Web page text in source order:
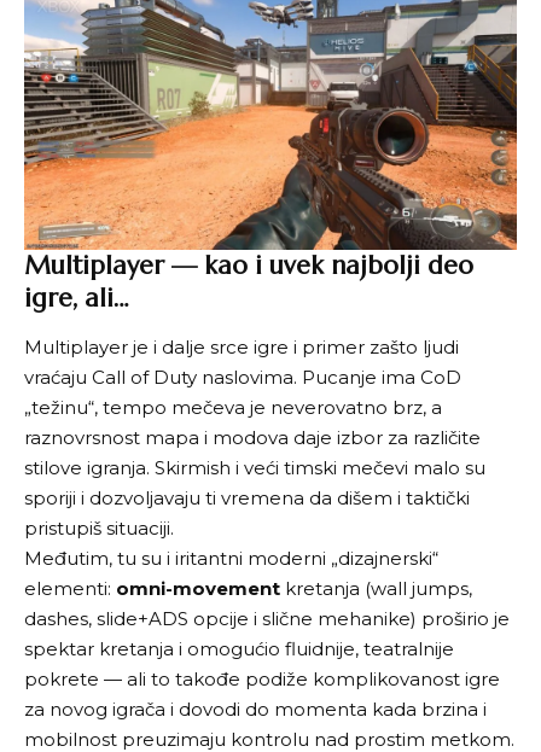
Multiplayer — kao i uvek najbolji deo
igre, ali…
Multiplayer je i dalje srce igre i primer zašto ljudi
vraćaju Call of Duty naslovima. Pucanje ima CoD
„težinu“, tempo mečeva je neverovatno brz, a
raznovrsnost mapa i modova daje izbor za različite
stilove igranja. Skirmish i veći timski mečevi malo su
sporiji i dozvoljavaju ti vremena da dišem i taktički
pristupiš situaciji.
Međutim, tu su i iritantni moderni „dizajnerski“
elementi: omni-movement kretanja (wall jumps,
dashes, slide+ADS opcije i slične mehanike) proširio je
spektar kretanja i omogućio fluidnije, teatralnije
pokrete — ali to takođe podiže komplikovanost igre
za novog igrača i dovodi do momenta kada brzina i
mobilnost preuzimaju kontrolu nad prostim metkom.